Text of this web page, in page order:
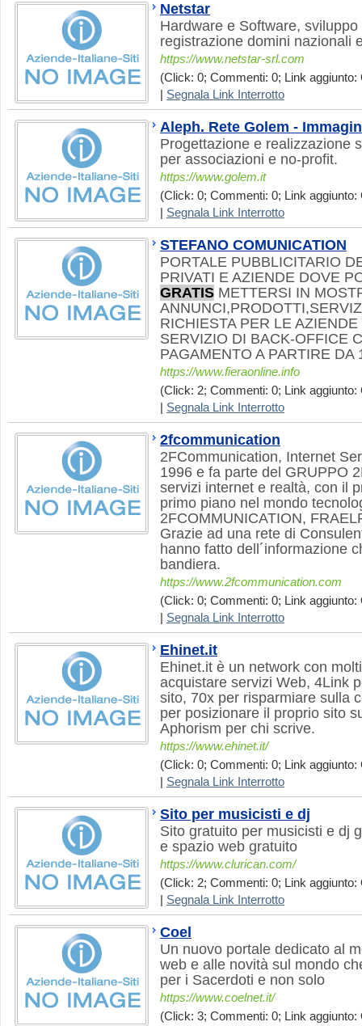
Netstar
Hardware e Software,
registrazione domini nazionali
https://www.netstar-srl.com
(Click: 0; Commenti: 0; Link aggiunto:
Segnala Link Interrotto
Aleph. Rete Golem -
Progettazione e realizzazione
per associazioni e no-profit.
https://www.golem.it
(Click: 0; Commenti: 0; Link aggiunto:
Segnala Link Interrotto
STEFANO COMUNICATION
PORTALE PUBBLICITARIO
PRIVATI E AZIENDE DOVE
GRATIS METTERSI IN
RICHIESTA PER LE
SERVIZIO DI BACK-OFFICE
PAGAMENTO A PARTIRE DA
https://www.fieraonline.info
(Click: 2; Commenti: 0; Link aggiunto:
Segnala Link Interrotto
2fcommunication
2FCommunication, Internet
1996 e fa parte del GRUPPO
servizi internet e realtà, con il
primo piano nel mondo
2FCOMMUNICATION,
Grazie ad una rete di
hanno fatto dell´informazione
bandiera.
https://www.2fcommunication.com
(Click: 0; Commenti: 0; Link aggiunto:
Segnala Link Interrotto
Ehinet.it
Ehinet.it è un network con
acquistare servizi Web, 4Link
sito, 70x per risparmiare sulla
per posizionare il proprio sito
Aphorism per chi scrive.
https://www.ehinet.it/
(Click: 0; Commenti: 0; Link aggiunto:
Segnala Link Interrotto
Sito per musicisti e dj
Sito gratuito per musicisti e dj
e spazio web gratuito
https://www.clurican.com/
(Click: 2; Commenti: 0; Link aggiunto:
Segnala Link Interrotto
Coel
Un nuovo portale dedicato al
web e alle novità sul mondo
per i Sacerdoti e non solo
https://www.coelnet.it/
(Click: 3; Commenti: 0; Link aggiunto: